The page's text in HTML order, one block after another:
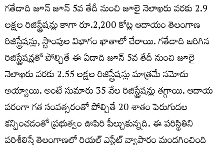
గతేడాది జూన్ జూన్ 5వ తేదీ నుంచి జూలై నెలాఖరు వరకు 2.9
లక్షల రిజిస్ట్రేషన్లు కాగా రూ.2,200 కోట్ల ఆదాయం తెలంగాణ
రిజిస్ట్రేషన్లు, స్టాంపుల విభాగం ఖాతాలో చేరాయి. గతేడాది జరిగిన
రిజిస్ట్రేషన్లతో పోల్చితే ఈ ఏడాది జూన్ 5వ తేదీ నుంచి జూలై
నెలాఖరు వరకు 2.55 లక్షల రిజిస్ట్రేషన్లు మాత్రమే నమోదు
అయ్యాయి. అంటే సుమారు 35 వేల రిజిస్ట్రేషన్లు తగ్గాయి. ఆదాయ
పరంగా గత సంవత్సరంతో పోల్చితే 20 శాతం పెరుగుదల
కన్పించడంతో ప్రభుత్వం ఊపిరి పీల్చుకున్నది. ఈ పరిస్థితిని